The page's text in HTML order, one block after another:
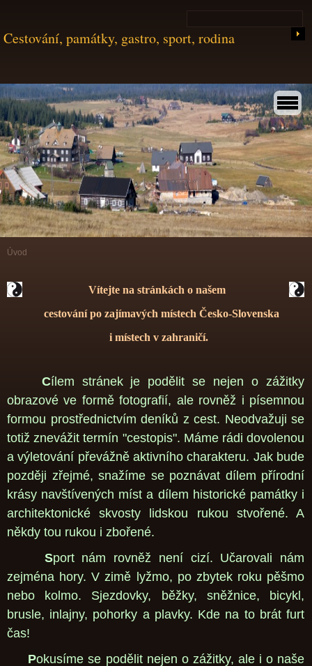
Cestování, památky, gastro, sport, rodina
Úvod
Vítejte na stránkách o našem
cestovánípo zajímavých místech Česko-Slovenska
i místech v zahraničí.
Cílem stránek je podělit se nejen o zážitky
obrazové ve formě fotografií, ale rovněž i písemnou
formou prostřednictvím deníků z cest. Neodvažuji se
totiž znevážit termín "cestopis". Máme rádi dovolenou
a výletování převážně aktivního charakteru. Jak bude
později zřejmé, snažíme se poznávat dílem přírodní
krásy navštívených míst a dílem historické památky i
architektonické skvosty lidskou rukou stvořené. A
někdy tou rukou i zbořené.
Sport nám rovněž není cizí. Učarovali nám
zejména hory. V zimě lyžmo, po zbytek roku pěšmo
nebo kolmo. Sjezdovky, běžky, sněžnice, bicykl,
brusle, inlajny, pohorky a plavky. Kde na to brát furt
čas!
Pokusíme se podělit nejen o zážitky, ale i o naše